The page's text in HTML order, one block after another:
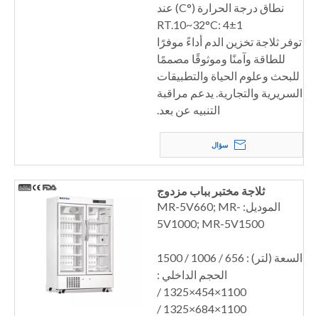
نطاق درجة الحرارة (°C) عند
RT.10~32°C: 4±1
توفر ثلاجة تخزين الدم أداءً موفرًا
للطاقة وآمنًا وموثوقًا مصممًا
للبحث وعلوم الحياة والتطبيقات
السريرية والتجارية. يدعم مراقبة
التنبيه عن بعد.
سؤال
ثلاجة مختبر بباب مزدوج
الموديل: MR-5V660; MR-
5V1000; MR-5V1500
السعة (لتر) : 656 / 1006 / 1500
الحجم الداخلي :
1100×454×1325 /
1100×684×1325 /